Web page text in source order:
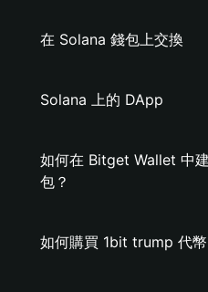
在 Solana 錢包上交換
Solana 上的 DApp
如何在 Bitget Wallet 中
包？
如何購買 1bit trump 代幣